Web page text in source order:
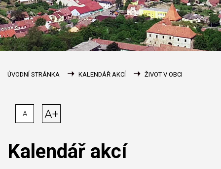
ÚVODNÍ STRÁNKA KALENDÁŘ AKCÍ ŽIVOT V OBCI
A A+
Kalendář akcí